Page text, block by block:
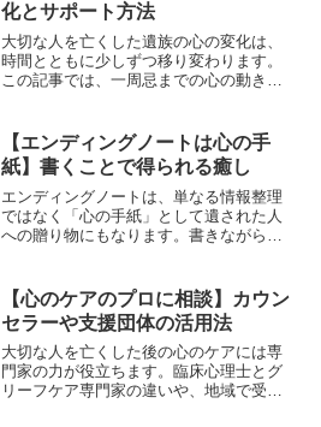
化とサポート方法
大切な人を亡くした遺族の心の変化は、
時間とともに少しずつ移り変わります。
この記事では、一周忌までの心の動き、
【エンディングノートは心の手
紙】書くことで得られる癒し
エンディングノートは、単なる情報整理
ではなく「心の手紙」として遺された人
への贈り物にもなります。書きながら自
しい形も紹介。
【心のケアのプロに相談】カウン
セラーや支援団体の活用法
大切な人を亡くした後の心のケアには専
門家の力が役立ちます。臨床心理士とグ
リーフケア専門家の違いや、地域で受け